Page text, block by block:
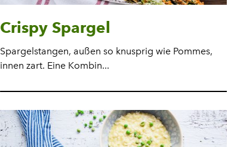
Crispy Spargel
Spargelstangen, außen so knusprig wie Pommes,
innen zart. Eine Kombin...